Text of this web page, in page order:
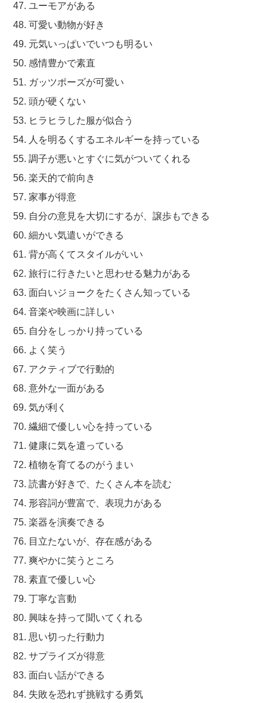
47. ユーモアがある
48. 可愛い動物が好き
49. 元気いっぱいでいつも明るい
50. 感情豊かで素直
51. ガッツポーズが可愛い
52. 頭が硬くない
53. ヒラヒラした服が似合う
54. 人を明るくするエネルギーを持っている
55. 調子が悪いとすぐに気がついてくれる
56. 楽天的で前向き
57. 家事が得意
59. 自分の意見を大切にするが、譲歩もできる
60. 細かい気遣いができる
61. 背が高くてスタイルがいい
62. 旅行に行きたいと思わせる魅力がある
63. 面白いジョークをたくさん知っている
64. 音楽や映画に詳しい
65. 自分をしっかり持っている
66. よく笑う
67. アクティブで行動的
68. 意外な一面がある
69. 気が利く
70. 繊細で優しい心を持っている
71. 健康に気を遣っている
72. 植物を育てるのがうまい
73. 読書が好きで、たくさん本を読む
74. 形容詞が豊富で、表現力がある
75. 楽器を演奏できる
76. 目立たないが、存在感がある
77. 爽やかに笑うところ
78. 素直で優しい心
79. 丁寧な言動
80. 興味を持って聞いてくれる
81. 思い切った行動力
82. サプライズが得意
83. 面白い話ができる
84. 失敗を恐れず挑戦する勇気